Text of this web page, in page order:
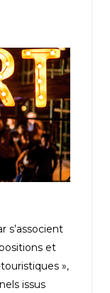
s’associent
et
»,
issus